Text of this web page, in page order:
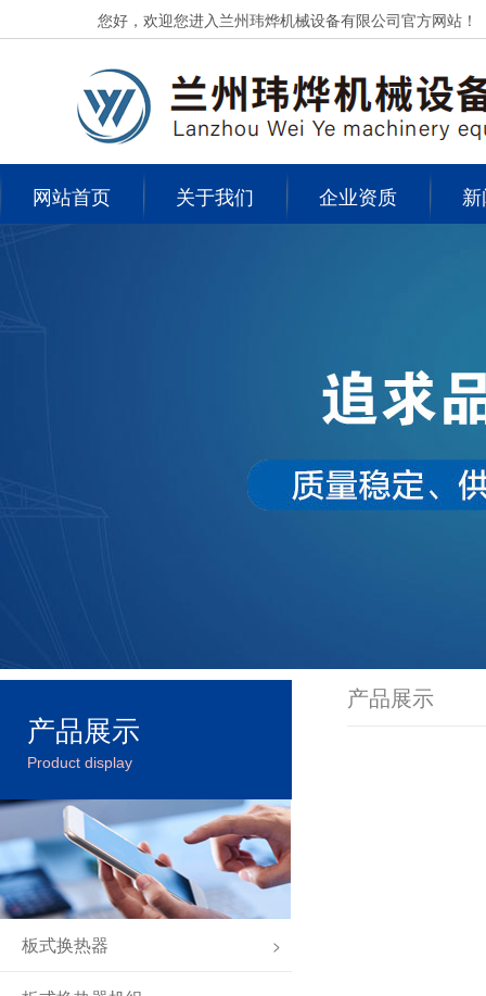
您好，欢迎您进入兰州玮烨机械设备有限公司官方网站！
网站首页 关于我们 企业资质
产品展示
Product display
板式换热器 >
产品展示